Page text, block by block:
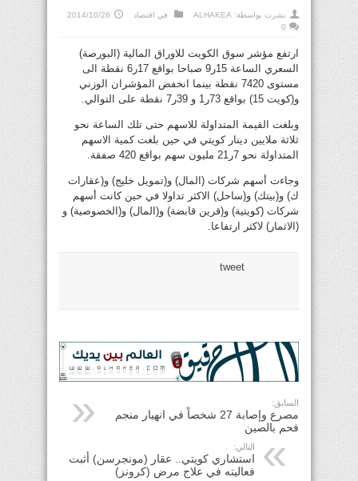
نشرت بواسطة: ALHAKEA في اقتصاد
2014/10/26
0
ارتفع مؤشر سوق الكويت للاوراق المالية (البورصة)
السعري الساعة 15ر9 صباحا بواقع 17ر6 نقطة الى
مستوى 7420 نقطة بينما انخفض المؤشران الوزني
و(كويت 15) بواقع 73ر1 و 39ر7 نقطة على التوالي.
وبلغت القيمة المتداولة للاسهم حتى تلك الساعة نحو
ثلاثة ملايين دينار كويتي في حين بلغت كمية الاسهم
المتداولة نحو 7ر21 مليون سهم بواقع 420 صفقة.
وجاءت أسهم شركات (المال) و(تمويل خليج) و(عقارات
ك) و(بيتك) و(ساحل) الاكثر تداولا في حين كانت أسهم
شركات (كويتية) و(قرين قابضة) و(المال) و(الخصوصية) و
(الاثمار) لاكثر ارتفاعا.
tweet
السابق:
مصرع وإصابة 27 شخصاً في انهيار منجم
فحم بالصين
التالي:
استشاري كويتي.. عقار (مونجرسن) أثبت
فعاليته في علاج مرض (كرونز)